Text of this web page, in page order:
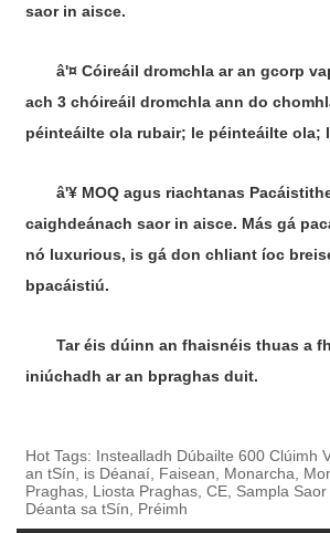
saor in aisce.
â'¤ Cóireáil dromchla ar an gcorp
ach 3 chóireáil dromchla ann do
péinteáilte ola rubair; le péinteáilte ola;
â'¥ MOQ agus riachtanas
caighdeánach saor in aisce. Más gá
nó luxurious, is gá don chliant íoc
bpacáistiú.
Tar éis dúinn an fhaisnéis thuas a
iniúchadh ar an bpraghas duit.
Hot Tags: Instealladh Dúbailte 600 Clúimh
an tSín, is Déanaí, Faisean, Monarcha,
Praghas, Liosta Praghas, CE, Sampla Saor
Déanta sa tSín, Préimh